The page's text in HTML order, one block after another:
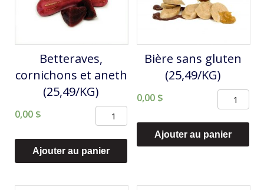
Betteraves,
cornichons et aneth
(25,49/KG)
0,00 $
quantité
Betteraves,
cornichons
Ajouter au panier
Bière sans gluten
(25,49/KG)
0,00 $
quantité
Bière
sans
(25,49/KG)
Ajouter au panier